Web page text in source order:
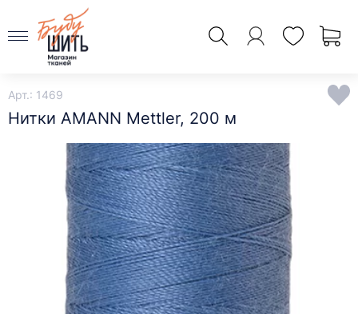
Арт.: 1469
Нитки AMANN Mettler, 200 м